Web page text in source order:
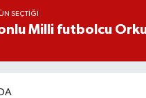
SEÇTIĞI
Milli futbolcu